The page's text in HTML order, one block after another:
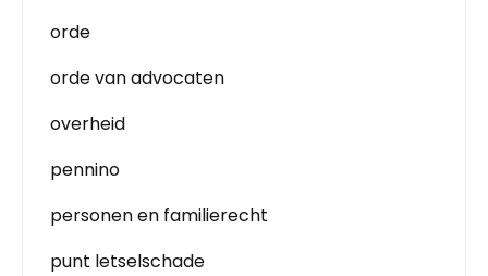
orde
orde van advocaten
overheid
pennino
personen en familierecht
punt letselschade